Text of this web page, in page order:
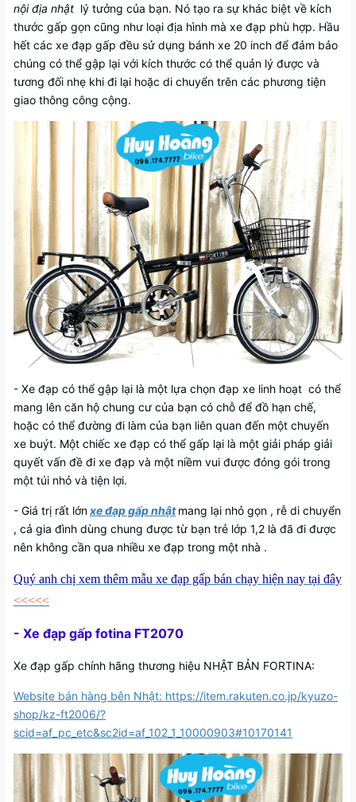
nội địa nhật lý tưởng của bạn. Nó tạo ra sự khác biệt về kích
thước gấp gọn cũng như loại địa hình mà xe đạp phù hợp. Hầu
hết các xe đạp gấp đều sử dụng bánh xe 20 inch để đảm bảo
chúng có thể gập lại với kích thước có thể quản lý được và
tương đối nhẹ khi đi lại hoặc di chuyển trên các phương tiện
giao thông công cộng.
- Xe đạp có thể gập lại là một lựa chọn đạp xe linh hoạt có thể
mang lên căn hộ chung cư của bạn có chỗ để đồ hạn chế,
hoặc có thể đường đi làm của bạn liên quan đến một chuyến
xe buýt. Một chiếc xe đạp có thể gấp lại là một giải pháp giải
quyết vấn đề đi xe đạp và một niềm vui được đóng gói trong
một túi nhỏ và tiện lợi.
- Giá trị rất lớnxe đạp gấp nhật mang lại nhỏ gọn , rễ di chuyển
, cả gia đình dùng chung được từ bạn trẻ lớp 1,2 là đã đi được
nên không cần qua nhiều xe đạp trong một nhà .
Quý anh chị xem thêm mẫu xe đạp gấp bán chạy hiện nay tại đây
<<<<<
- Xe đạp gấp fotina FT2070
Xe đạp gấp chính hãng thương hiệu NHẬT BẢN FORTINA:
Website bán hàng bên Nhật: https://item.rakuten.co.jp/kyuzo-
shop/kz-ft2006/?
scid=af_pc_etc&sc2id=af_102_1_10000903#10170141